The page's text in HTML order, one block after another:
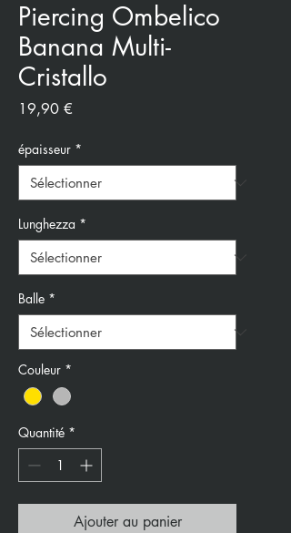
Piercing Ombelico
Banana Multi-
Cristallo
19,90 €
épaisseur *
Lunghezza *
Balle *
Couleur *
Quantité *
Ajouter au panier